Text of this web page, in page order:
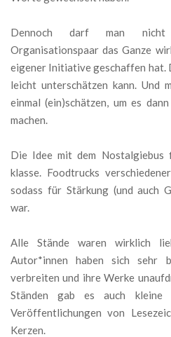
Dennoch darf man nicht
Organisationspaar das Ganze
eigener Initiative geschaffen hat.
leicht unterschätzen kann. Und
einmal (ein)schätzen, um es
machen.
Die Idee mit dem Nostalgiebus
klasse. Foodtrucks
sodass für Stärkung (und auch
war.
Alle Stände waren wirklich
Autor*innen haben sich sehr
verbreiten und ihre Werke
Ständen gab es auch kleine
Veröffentlichungen von
Kerzen.